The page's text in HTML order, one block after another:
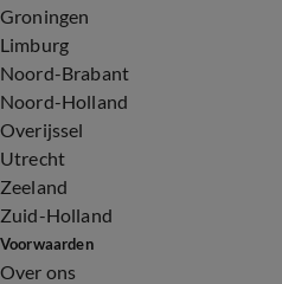
Groningen
Limburg
Noord-Brabant
Noord-Holland
Overijssel
Utrecht
Zeeland
Zuid-Holland
Voorwaarden
Over ons